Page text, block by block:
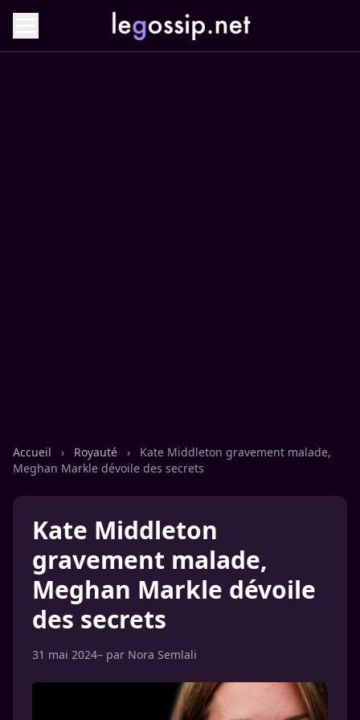
Accueil › Royauté ›
Kate Middleton gravement malade,
Meghan Markle dévoile des secrets
Kate Middleton
gravement malade,
Meghan Markle dévoile
des secrets
31 mai 2024– par Nora Semlali